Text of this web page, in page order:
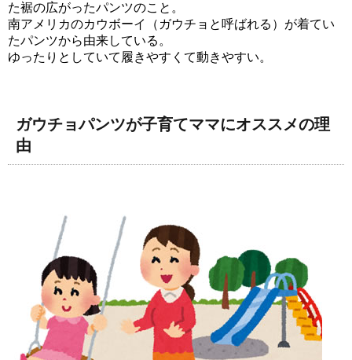
た裾の広がったパンツのこと。
南アメリカのカウボーイ（ガウチョと呼ばれる）が着てい
たパンツから由来している。
ゆったりとしていて履きやすくて動きやすい。
ガウチョパンツが子育てママにオススメの理
由